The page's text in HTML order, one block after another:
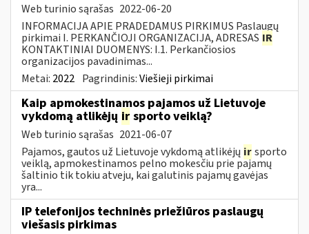
Web turinio sąrašas 2022-06-20
INFORMACIJA APIE PRADEDAMUS PIRKIMUS Paslaugų
pirkimai I. PERKANČIOJI ORGANIZACIJA, ADRESAS IR
KONTAKTINIAI DUOMENYS: I.1. Perkančiosios
organizacijos pavadinimas...
Metai: 2022 Pagrindinis:Viešieji pirkimai
Kaip apmokestinamos pajamos už Lietuvoje
vykdomą atlikėjų ir sporto veiklą?
Web turinio sąrašas 2021-06-07
Pajamos, gautos už Lietuvoje vykdomą atlikėjų irsporto
veiklą, apmokestinamos pelno mokesčiu prie pajamų
šaltinio tik tokiu atveju, kai galutinis pajamų gavėjas
yra...
IP telefonijos techninės priežiūros paslaugų
viešasis pirkimas